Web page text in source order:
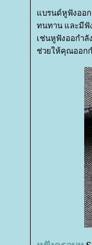
บรนด์หูฟังออก
ทนทาน และมีฟั
เช่นหูฟังออกำลั
ช่วยให้คุณออกก